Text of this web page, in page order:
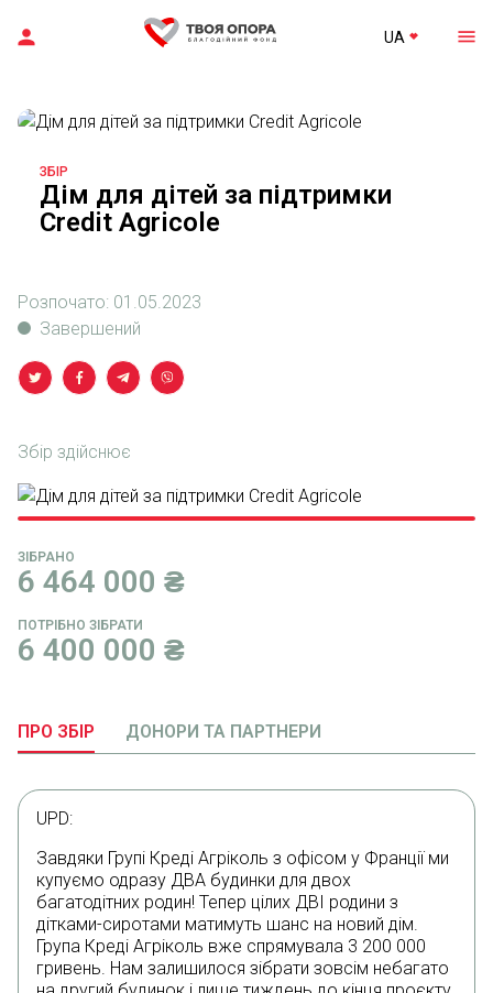
UA
ЗБІР
Дім для дітей за підтримки
Credit Agricole
Розпочато: 01.05.2023
Завершений
Збір здійснює
ЗІБРАНО
6 464 000 ₴
ПОТРІБНО ЗІБРАТИ
6 400 000 ₴
ПРО ЗБІР ДОНОРИ ТА ПАРТНЕРИ
UPD:
Завдяки Групі Креді Агріколь з офісом у Франції ми
купуємо одразу ДВА будинки для двох
багатодітних родин! Тепер цілих ДВІ родини з
дітками-сиротами матимуть шанс на новий дім.
Група Креді Агріколь вже спрямувала 3 200 000
гривень. Нам залишилося зібрати зовсім небагато